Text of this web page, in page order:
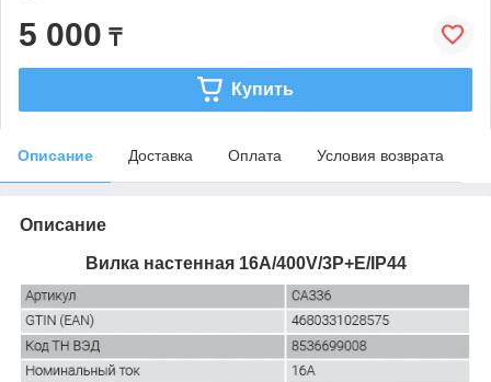
5 000 ₸
Купить
Описание Доставка Оплата Условия возврата
Описание
Вилка настенная 16A/400V/3P+E/IP44